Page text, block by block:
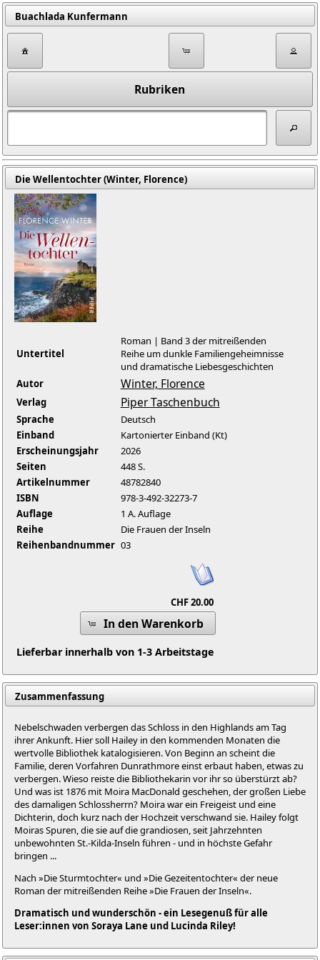
Buachlada Kunfermann
Rubriken
Die Wellentochter (Winter, Florence)
Untertitel
Roman | Band 3 der mitreißenden
Reihe um dunkle Familiengeheimnisse
und dramatische Liebesgeschichten
Autor
Winter, Florence
Verlag Piper Taschenbuch
Sprache
Deutsch
Einband
Kartonierter Einband (Kt)
Erscheinungsjahr
2026
Seiten
448 S.
Artikelnummer
48782840
ISBN
978-3-492-32273-7
Auflage
1 A. Auflage
Reihe
Die Frauen der Inseln
Reihenbandnummer 03
CHF 20.00
In den Warenkorb
Lieferbar innerhalb von 1-3 Arbeitstage
Zusammenfassung
Nebelschwaden verbergen das Schloss in den Highlands am Tag
ihrer Ankunft. Hier soll Hailey in den kommenden Monaten die
wertvolle Bibliothek katalogisieren. Von Beginn an scheint die
Familie, deren Vorfahren Dunrathmore einst erbaut haben, etwas zu
verbergen. Wieso reiste die Bibliothekarin vor ihr so überstürzt ab?
Und was ist 1876 mit Moira MacDonald geschehen, der großen Liebe
des damaligen Schlossherrn? Moira war ein Freigeist und eine
Dichterin, doch kurz nach der Hochzeit verschwand sie. Hailey folgt
Moiras Spuren, die sie auf die grandiosen, seit Jahrzehnten
unbewohnten St.-Kilda-Inseln führen - und in höchste Gefahr
bringen ...
Nach »Die Sturmtochter« und »Die Gezeitentochter« der neue
Roman der mitreißenden Reihe »Die Frauen der Inseln«.
Dramatisch und wunderschön - ein Lesegenuß für alle
Leser:innen von Soraya Lane und Lucinda Riley!